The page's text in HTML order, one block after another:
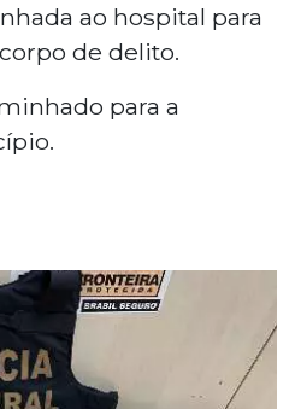
ao hospital para
de delito.
para a